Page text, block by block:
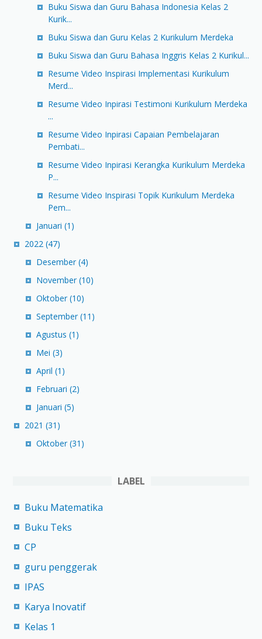
Buku Siswa dan Guru Bahasa Indonesia Kelas 2
Kurik...
Buku Siswa dan Guru Kelas 2 Kurikulum Merdeka
Buku Siswa dan Guru Bahasa Inggris Kelas 2 Kurikul...
Resume Video Inspirasi Implementasi Kurikulum
Merd...
Resume Video Inpirasi Testimoni Kurikulum Merdeka
...
Resume Video Inpirasi Capaian Pembelajaran
Pembati...
Resume Video Inpirasi Kerangka Kurikulum Merdeka
P...
Resume Video Inspirasi Topik Kurikulum Merdeka
Pem...
Januari (1)
2022 (47)
Desember(4)
November(10)
Oktober(10)
September(11)
Agustus (1)
Mei (3)
April (1)
Februari (2)
Januari (5)
2021 (31)
Oktober(31)
LABEL
Buku Matematika
Buku Teks
CP
guru penggerak
IPAS
Karya Inovatif
Kelas 1